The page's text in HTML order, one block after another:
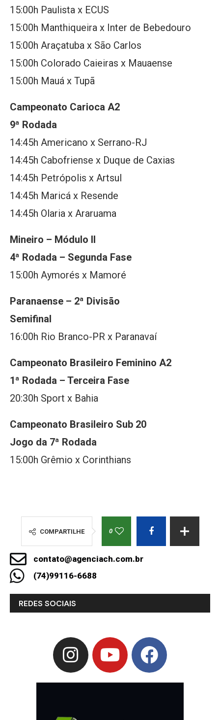
15:00h Paulista x ECUS
15:00h Manthiqueira x Inter de Bebedouro
15:00h Araçatuba x São Carlos
15:00h Colorado Caieiras x Mauaense
15:00h Mauá x Tupã
Campeonato Carioca A2
9ª Rodada
14:45h Americano x Serrano-RJ
14:45h Cabofriense x Duque de Caxias
14:45h Petrópolis x Artsul
14:45h Maricá x Resende
14:45h Olaria x Araruama
Mineiro – Módulo II
4ª Rodada – Segunda Fase
15:00h Aymorés x Mamoré
Paranaense – 2ª Divisão
Semifinal
16:00h Rio Branco-PR x Paranavaí
Campeonato Brasileiro Feminino A2
1ª Rodada – Terceira Fase
20:30h Sport x Bahia
Campeonato Brasileiro Sub 20
Jogo da 7ª Rodada
15:00h Grêmio x Corinthians
COMPARTILHE 0
contato@agenciach.com.br
(74)99116-6688
REDES SOCIAIS